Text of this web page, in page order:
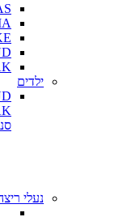
ילדים
נעלי